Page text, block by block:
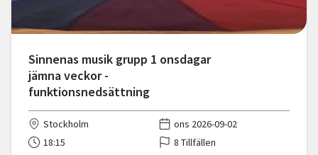
Sinnenas musik grupp 1 onsdagar
jämna veckor -
funktionsnedsättning
Stockholm
ons 2026-09-02
18:15
8 Tillfällen